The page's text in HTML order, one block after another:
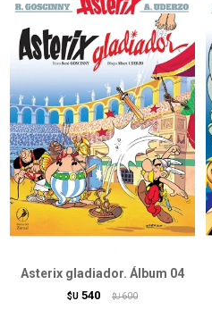
Asterix gladiador. Álbum 04
$U 540 $U 600